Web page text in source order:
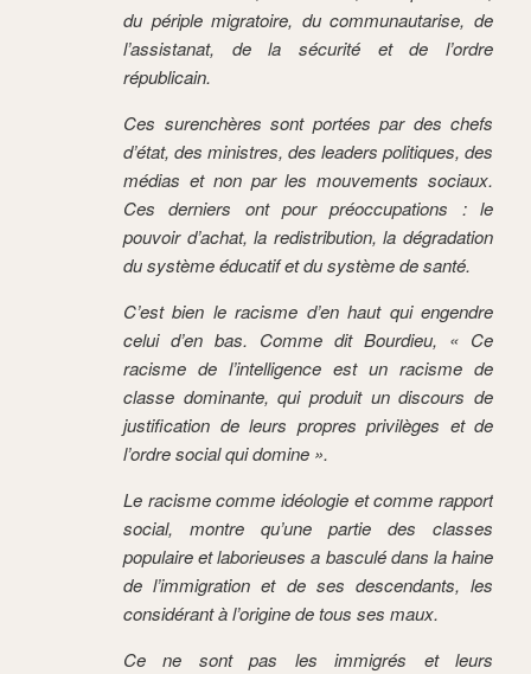
du périple migratoire, du communautarise, de
l’assistanat, de la sécurité et de l’ordre
républicain.
Ces surenchères sont portées par des chefs
d’état, des ministres, des leaders politiques, des
médias et non par les mouvements sociaux.
Ces derniers ont pour préoccupations : le
pouvoir d’achat, la redistribution, la dégradation
du système éducatif et du système de santé.
C’est bien le racisme d’en haut qui engendre
celui d’en bas. Comme dit Bourdieu, « Ce
racisme de l’intelligence est un racisme de
classe dominante, qui produit un discours de
justification de leurs propres privilèges et de
l’ordre social qui domine ».
Le racisme comme idéologie et comme rapport
social, montre qu’une partie des classes
populaire et laborieuses a basculé dans la haine
de l’immigration et de ses descendants, les
considérant à l’origine de tous ses maux.
Ce ne sont pas les immigrés et leurs